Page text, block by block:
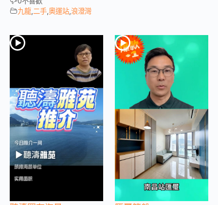
九龍 二手 奧運站 浪澄灣